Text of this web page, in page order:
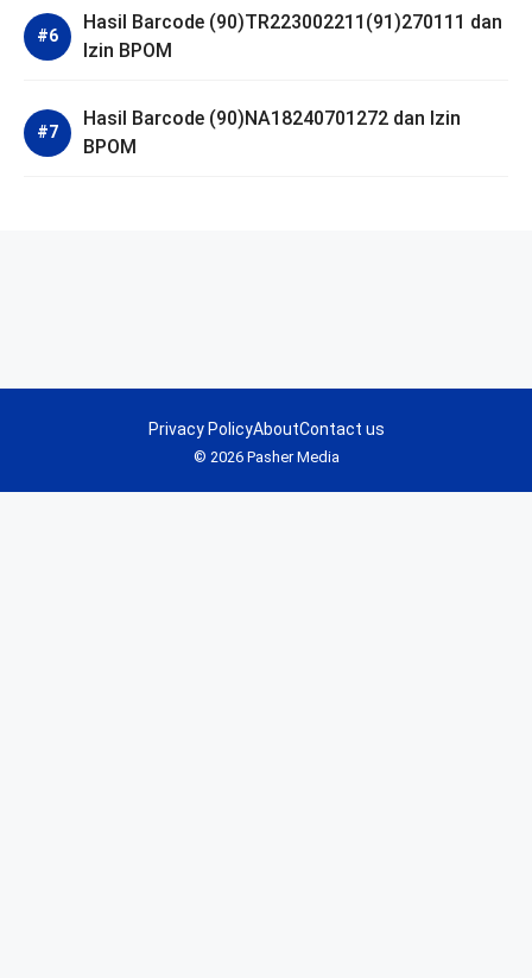
Hasil Barcode (90)TR223002211(91)270111 dan
Izin BPOM
Hasil Barcode (90)NA18240701272 dan Izin
BPOM
© 2026 Pasher Media
Privacy PolicyAboutContact us